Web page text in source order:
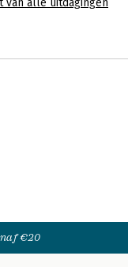
van alle uitdagingen
€20